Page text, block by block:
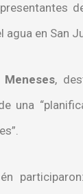
en San
,
una